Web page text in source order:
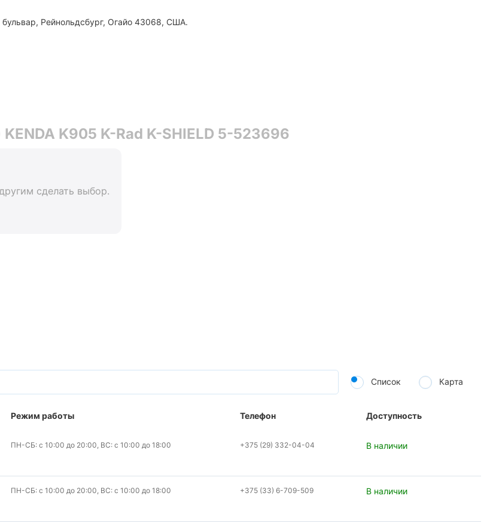
Рейнольдсбург, Огайо 43068, США.
K905 K-Rad K-SHIELD 5-523696
сделать выбор.
Список Карта
Режим работы Телефон Доступность
ПН-СБ: с 10:00 до 20:00, ВС: с 10:00 до 18:00 +375 (29) 332-04-04 В наличии
ПН-СБ: с 10:00 до 20:00, ВС: с 10:00 до 18:00 +375 (33) 6-709-509 В наличии